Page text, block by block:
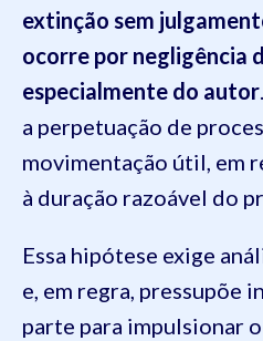
extinção sem
ocorre por negligência
especialmente do autor
a perpetuação de
movimentação útil, em
à duração razoável do
Essa hipótese exige
e, em regra, pressupõe
parte para impulsionar